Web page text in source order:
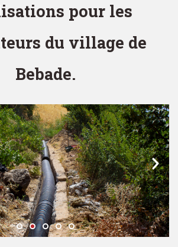
pour les
du village de
Bebade.